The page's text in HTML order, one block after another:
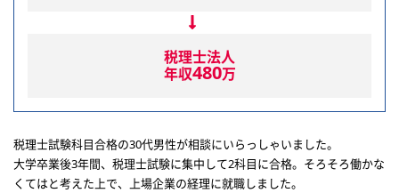
税理士法人
年収480万
税理士試験科目合格の30代男性が相談にいらっしゃいました。
大学卒業後3年間、税理士試験に集中して2科目に合格。そろそろ働かな
くてはと考えた上で、上場企業の経理に就職しました。